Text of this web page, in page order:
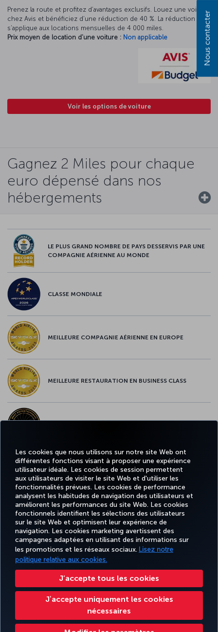
Les cookies que nous utilisons sur notre site Web ont
différentes fonctions visant à proposer une expérience
utilisateur idéale. Les cookies de session permettent
aux utilisateurs de visiter le site Web et d'utiliser les
fonctionnalités prévues. Les cookies de performance
analysent les habitudes de navigation des utilisateurs et
améliorent les performances du site Web. Les cookies
fonctionnels identifient les sélections des utilisateurs
sur le site Web et optimisent leur expérience de
navigation. Les cookies marketing avertissent des
campagnes adaptées en utilisant des informations sur
les promotions et les réseaux sociaux. Lisez notre
politique relative aux cookies.
J’accepte tous les cookies
Jʼaccepte uniquement les cookies
nécessaires
Prenez la route et profitez d’avantages exclusifs. Louez une voiture
chez Avis et bénéficiez d’une réduction de 40 %. La réduction Avis
s’applique aux locations mensuelles de 4 000 miles.
Prix moyen de location d'une voiture : Non applicable
Voir les options de voiture
Gagnez 2 Miles pour chaque
euro dépensé dans nos
hébergements
LE PLUS GRAND NOMBRE DE PAYS DESSERVIS PAR UNE
COMPAGNIE AÉRIENNE AU MONDE
CLASSE MONDIALE
MEILLEURE COMPAGNIE AÉRIENNE EN EUROPE
MEILLEURE RESTAURATION EN BUSINESS CLASS
MEILLEUR WI-FI EN EUROPE
RÉSERVER
ET GÉRER
EXPÉRIENCE
OFFRES ET
DESTINATIONS
AIDE
TURKISH
AIRLINES
HOLIDAYS
Informations Légales Accessibilité
Règlement en ligne des litiges
Air Passenger Protection Regulation (Canada)
Accessibility Plan and Feedback Process (Canada) Accessibility Plan Progress Report
Accessibility Plan Progress Report 2025
Turkish Airlines Copyright © 1996 - 2026
Nous contacter